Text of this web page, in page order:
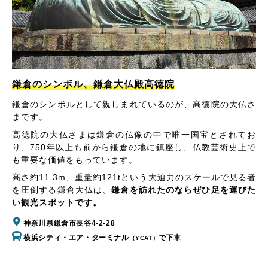
鎌倉のシンボル、鎌倉大仏殿高徳院
鎌倉のシンボルとして親しまれているのが、高徳院の大仏さ
まです。
高徳院の大仏さまは鎌倉の仏像の中で唯一国宝とされてお
り、750年以上も前から鎌倉の地に鎮座し、仏教芸術史上で
も重要な価値をもっています。
高さ約11.3m、重量約121tという大迫力のスケールで見る者
を圧倒する鎌倉大仏は、鎌倉を訪れたのならぜひ足を運びた
い観光スポットです。
神奈川県鎌倉市長谷4-2-28
横浜シティ・エア・ターミナル（YCAT）で下車